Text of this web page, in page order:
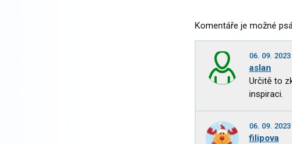
Komentáře je možné
06. 09.
aslan
Určitě to
inspiraci.
06. 09.
filipova